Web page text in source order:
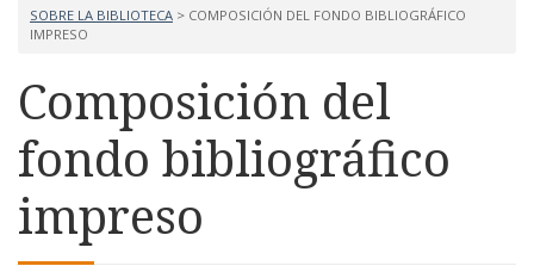
SOBRE LA BIBLIOTECA > COMPOSICIÓN DEL FONDO BIBLIOGRÁFICO
IMPRESO
Composición del
fondo bibliográfico
impreso